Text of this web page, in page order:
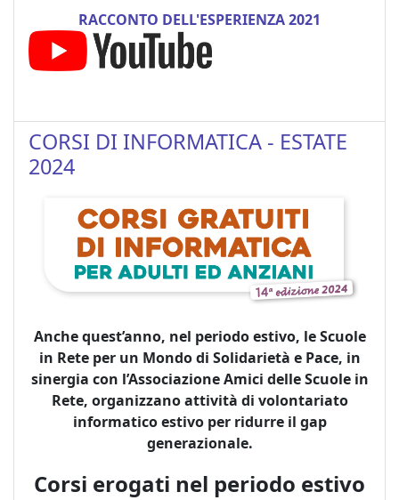
RACCONTO DELL'ESPERIENZA 2021
CORSI DI INFORMATICA - ESTATE
2024
Anche quest’anno, nel periodo estivo, le Scuole
in Rete per un Mondo di Solidarietà e Pace, in
sinergia con l’Associazione Amici delle Scuole in
Rete, organizzano attività di volontariato
informatico estivo per ridurre il gap
generazionale.
Corsi erogati nel periodo estivo